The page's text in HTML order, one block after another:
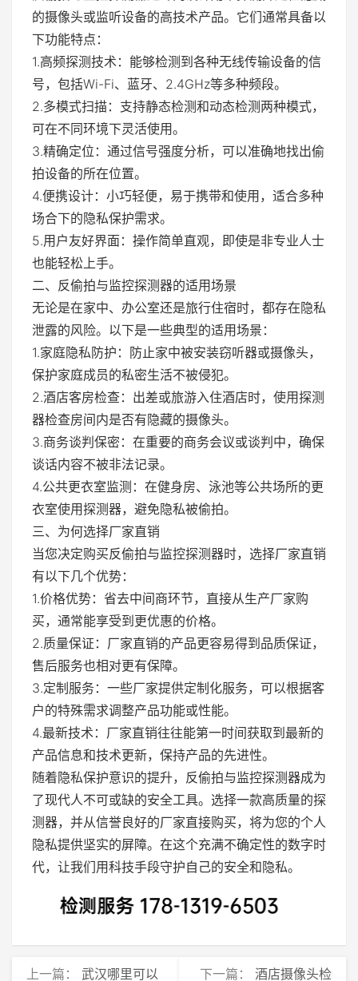
的摄像头或监听设备的高技术产品。它们通常具备以
下功能特点：
1.高频探测技术：能够检测到各种无线传输设备的信
号，包括Wi-Fi、蓝牙、2.4GHz等多种频段。
2.多模式扫描：支持静态检测和动态检测两种模式，
可在不同环境下灵活使用。
3.精确定位：通过信号强度分析，可以准确地找出偷
拍设备的所在位置。
4.便携设计：小巧轻便，易于携带和使用，适合多种
场合下的隐私保护需求。
5.用户友好界面：操作简单直观，即使是非专业人士
也能轻松上手。
二、反偷拍与监控探测器的适用场景
无论是在家中、办公室还是旅行住宿时，都存在隐私
泄露的风险。以下是一些典型的适用场景：
1.家庭隐私防护：防止家中被安装窃听器或摄像头，
保护家庭成员的私密生活不被侵犯。
2.酒店客房检查：出差或旅游入住酒店时，使用探测
器检查房间内是否有隐藏的摄像头。
3.商务谈判保密：在重要的商务会议或谈判中，确保
谈话内容不被非法记录。
4.公共更衣室监测：在健身房、泳池等公共场所的更
衣室使用探测器，避免隐私被偷拍。
三、为何选择厂家直销
当您决定购买反偷拍与监控探测器时，选择厂家直销
有以下几个优势：
1.价格优势：省去中间商环节，直接从生产厂家购
买，通常能享受到更优惠的价格。
2.质量保证：厂家直销的产品更容易得到品质保证，
售后服务也相对更有保障。
3.定制服务：一些厂家提供定制化服务，可以根据客
户的特殊需求调整产品功能或性能。
4.最新技术：厂家直销往往能第一时间获取到最新的
产品信息和技术更新，保持产品的先进性。
随着隐私保护意识的提升，反偷拍与监控探测器成为
了现代人不可或缺的安全工具。选择一款高质量的探
测器，并从信誉良好的厂家直接购买，将为您的个人
隐私提供坚实的屏障。在这个充满不确定性的数字时
代，让我们用科技手段守护自己的安全和隐私。
上一篇： 武汉哪里可以 下一篇： 酒店摄像头检